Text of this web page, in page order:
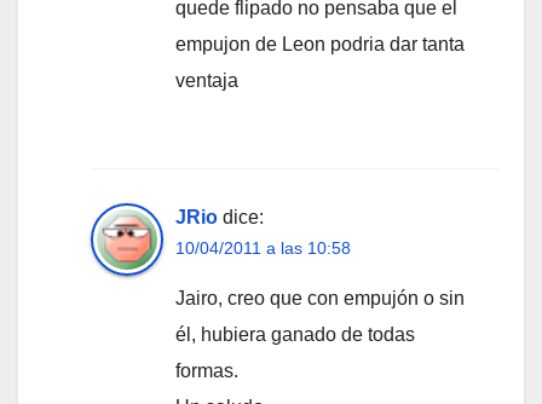
quede flipado no pensaba que el
empujon de Leon podria dar tanta
ventaja
JRio dice:
10/04/2011 a las 10:58
Jairo, creo que con empujón o sin
él, hubiera ganado de todas
formas.